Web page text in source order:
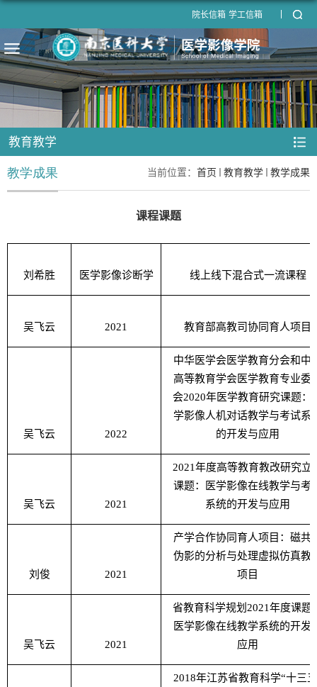
院长信箱 学工信箱
教育教学
当前位置： 首页 教育教学 教学成果
教学成果
课程课题
刘希胜 医学影像诊断学 线上线下混合式一流课程
吴飞云 2021 教育部高教司协同育人项目
吴飞云 2022
中华医学会医学教育分会和中
高等教育学会医学教育专业委
会2020年医学教育研究课题：
学影像人机对话教学与考试系
的开发与应用
吴飞云 2021
2021年度高等教育教改研究立
课题：医学影像在线教学与考
系统的开发与应用
刘俊 2021
产学合作协同育人项目：磁共
伪影的分析与处理虚拟仿真教
项目
吴飞云 2021
省教育科学规划 2021年度课题
医学影像在线教学系统的开发
应用
2018年江苏省教育科学“十三